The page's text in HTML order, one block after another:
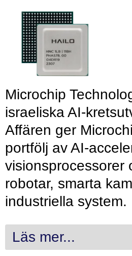
Microchip
israeliska AI-
Affären ger
portfölj av AI-
visionsprocessorer
robotar, smarta
industriella system.
Läs mer...